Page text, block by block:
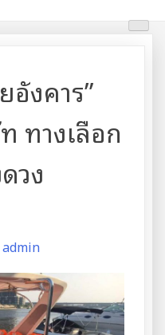
อังคาร”
ทางเลือก
วง
admin